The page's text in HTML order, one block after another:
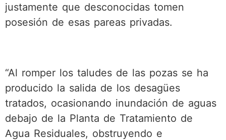
justamente que desconocidas tomen
posesión de esas pareas privadas.
“Al romper los taludes de las pozas se ha
producido la salida de los desagües
tratados, ocasionando inundación de aguas
debajo de la Planta de Tratamiento de
Agua Residuales, obstruyendo e